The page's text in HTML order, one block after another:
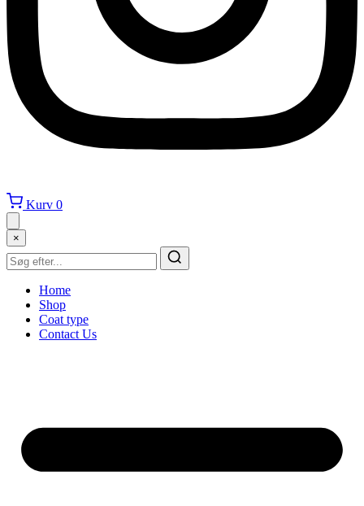
Kurv 0
×
Home
Shop
Coat type
Contact Us